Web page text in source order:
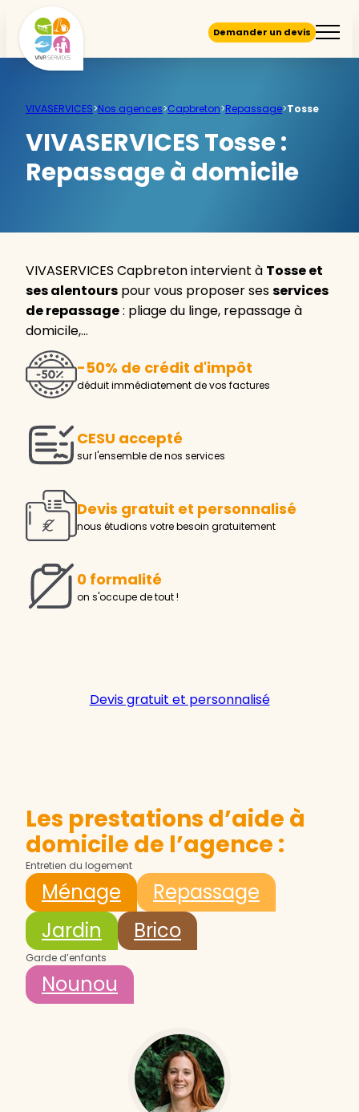
Demander un devis
VIVASERVICES>Nos agences>Capbreton>Repassage>Tosse
VIVASERVICES Tosse :
Repassage à domicile
VIVASERVICES Capbreton intervient à Tosse et
ses alentours pour vous proposer sesservices
de repassage: pliage du linge, repassage à
domicile,…
-50% de crédit d'impôt
déduit immédiatement de vos factures
CESU accepté
sur l'ensemble de nos services
Devis gratuit et personnalisé
nous étudions votre besoin gratuitement
0 formalité
on s'occupe de tout !
Devis gratuit et personnalisé
Les prestations d’aide à
domicile de l’agence :
Entretien du logement
Ménage
Repassage
Jardin
Brico
Garde d’enfants
Nounou